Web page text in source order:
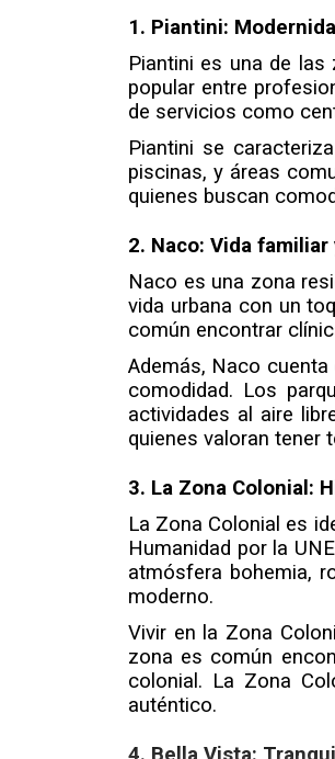
1. Piantini:
Piantini es una de
popular entre
de servicios como
Piantini se
piscinas, y áreas
quienes buscan
2. Naco: Vida
Naco es una zona
vida urbana con un
común encontrar
Además, Naco
comodidad. Los
actividades al aire
quienes valoran tener
3. La Zona Colonial:
La Zona Colonial es
Humanidad por la
atmósfera bohemia,
moderno.
Vivir en la Zona
zona es común
colonial. La Zona
auténtico.